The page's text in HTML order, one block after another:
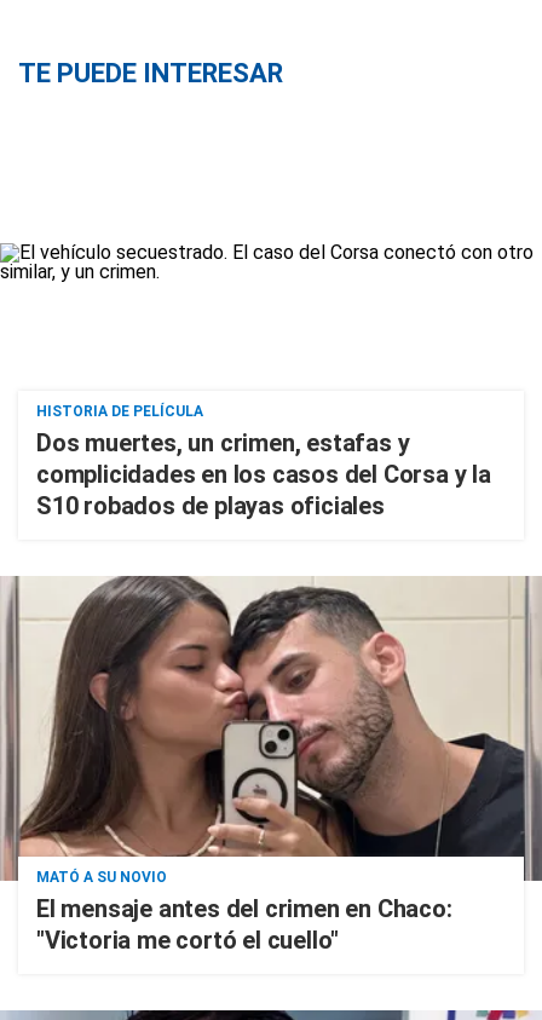
TE PUEDE INTERESAR
HISTORIA DE PELÍCULA
Dos muertes, un crimen, estafas y
complicidades en los casos del Corsa y la
S10 robados de playas oficiales
MATÓ A SU NOVIO
El mensaje antes del crimen en Chaco:
"Victoria me cortó el cuello"